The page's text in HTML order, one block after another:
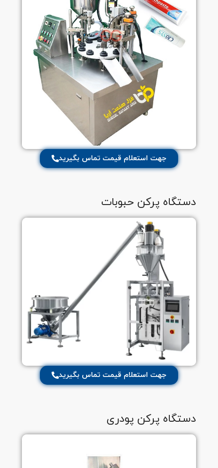
جهت استعلام قیمت تماس بگیرید
دستگاه پرکن حبوبات
جهت استعلام قیمت تماس بگیرید
دستگاه پرکن پودری